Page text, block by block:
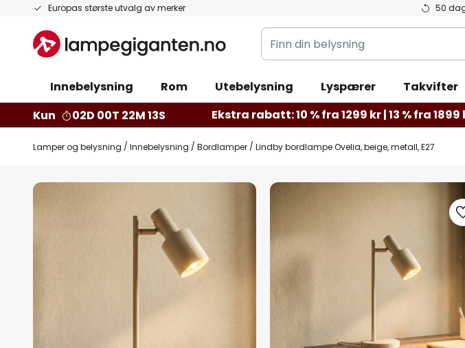
Europas største utvalg av merker 50
Hopp
innhold
Finn
din
Innebelysning Rom Utebelysning Lyspærer Takvifter
Kun
02D 00T 22M 11S Ekstra rabatt: 10 % fra 1299 kr | 13 % fra 1899
Lamper og belysning Innebelysning Bordlamper Lindby bordlampe Ovelia, beige, metall, E27
Gå